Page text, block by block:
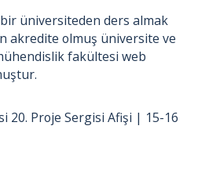
üniversiteden ders almak
akredite olmuş üniversite ve
fakültesi web
20. Proje Sergisi Afişi | 15-16